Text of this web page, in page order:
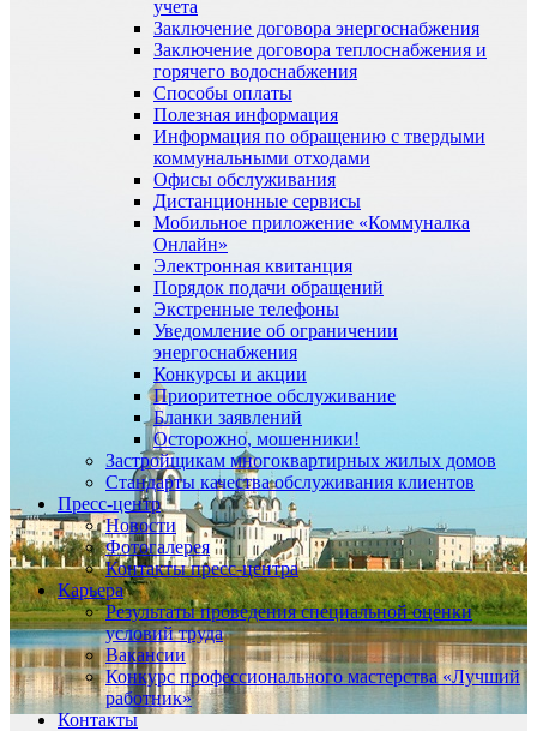
учета
Заключение договора энергоснабжения
Заключение договора теплоснабжения и
горячего водоснабжения
Способы оплаты
Полезная информация
Информация по обращению с твердыми
коммунальными отходами
Офисы обслуживания
Дистанционные сервисы
Мобильное приложение «Коммуналка
Онлайн»
Электронная квитанция
Порядок подачи обращений
Экстренные телефоны
Уведомление об ограничении
энергоснабжения
Конкурсы и акции
Приоритетное обслуживание
Бланки заявлений
Осторожно, мошенники!
Застройщикам многоквартирных жилых домов
Стандарты качества обслуживания клиентов
Пресс-центр
Новости
Фотогалерея
Контакты пресс-центра
Карьера
Результаты проведения специальной оценки
условий труда
Вакансии
Конкурс профессионального мастерства «Лучший
работник»
Контакты